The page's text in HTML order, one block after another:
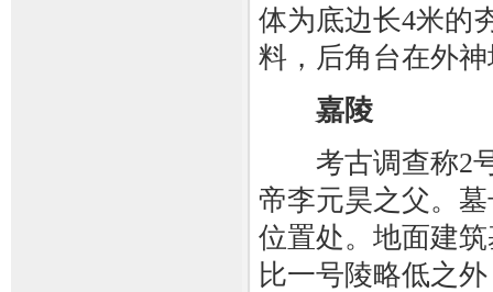
体为底边长4米的
料，后角台在外
嘉陵
考古调查称2号
帝李元昊之父。
位置处。地面建
比一号陵略低之